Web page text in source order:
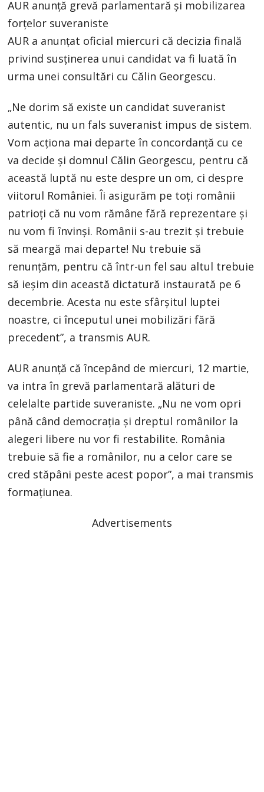
AUR anunţă grevă parlamentară şi mobilizarea
forţelor suveraniste
AUR a anunţat oficial miercuri că decizia finală
privind susţinerea unui candidat va fi luată în
urma unei consultări cu Călin Georgescu.
„Ne dorim să existe un candidat suveranist
autentic, nu un fals suveranist impus de sistem.
Vom acţiona mai departe în concordanţă cu ce
va decide şi domnul Călin Georgescu, pentru că
această luptă nu este despre un om, ci despre
viitorul României. Îi asigurăm pe toţi românii
patrioţi că nu vom rămâne fără reprezentare şi
nu vom fi învinşi. Românii s-au trezit şi trebuie
să meargă mai departe! Nu trebuie să
renunţăm, pentru că într-un fel sau altul trebuie
să ieşim din această dictatură instaurată pe 6
decembrie. Acesta nu este sfârşitul luptei
noastre, ci începutul unei mobilizări fără
precedent”, a transmis AUR.
AUR anunţă că începând de miercuri, 12 martie,
va intra în grevă parlamentară alături de
celelalte partide suveraniste. „Nu ne vom opri
până când democraţia şi dreptul românilor la
alegeri libere nu vor fi restabilite. România
trebuie să fie a românilor, nu a celor care se
cred stăpâni peste acest popor”, a mai transmis
formaţiunea.
Advertisements